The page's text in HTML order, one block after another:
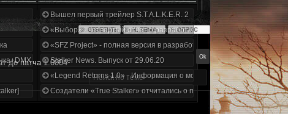
1.3.5.ООП.МА.К.
Вышел первый трейлер S.T.A.L.K.E.R. 2
«Выбор» - четвертый отчет о разработке!
«SFZ Project» - полная версия в разработке!
Stalker News. Выпуск от 29.06.20
«Legend Returns 1.0» - Информация о моде за июнь 2020
Создатели «True Stalker» отчитались о проделанной работе
до патча 1.0004